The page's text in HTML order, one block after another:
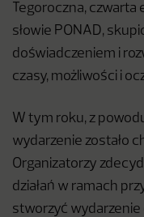
Tegoroczna, czwarta
słowie PONAD,
doświadczeniem i
czasy, możliwości i
W tym roku, z
wydarzenie zostało
Organizatorzy
działań w ramach
stworzyć wydarzenie